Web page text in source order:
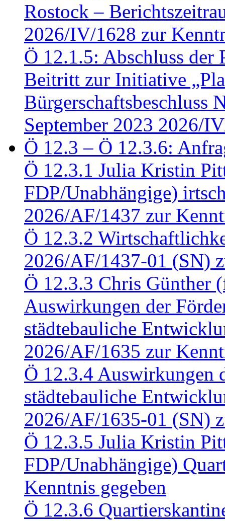
Rostock –
2026/IV/1628 zur
Ö 12.1.5: Abschluss der
Beitritt zur Initiative
Bürgerschaftsbeschluss
September 2023 2026/
Ö 12.3 – Ö 12.3.6:
Ö 12.3.1 Julia Kristin
FDP/Unabhängige)
2026/AF/1437 zur
Ö 12.3.2
2026/AF/1437-01 (SN)
Ö 12.3.3 Chris Günther
Auswirkungen der
städtebauliche
2026/AF/1635 zur
Ö 12.3.4 Auswirkungen
städtebauliche
2026/AF/1635-01 (SN)
Ö 12.3.5 Julia Kristin
FDP/Unabhängige)
Kenntnis gegeben
Ö 12.3.6